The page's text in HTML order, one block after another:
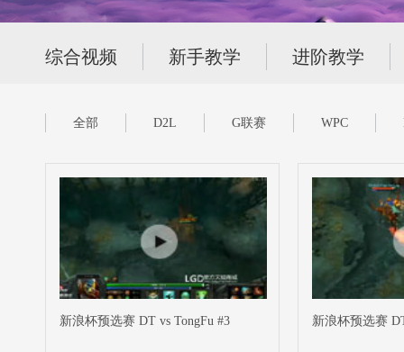
综合视频 新手教学 进阶教学
全部 D2L G联赛 WPC
新浪杯预选赛 DT vs TongFu #3 新浪杯预选赛